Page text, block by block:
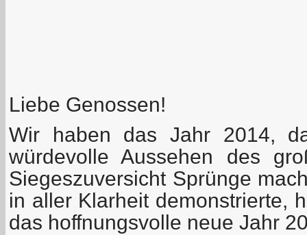
Liebe Genossen!
Wir haben das Jahr 2014,
würdevolle Aussehen des
Siegeszuversicht Sprünge
in aller Klarheit demonstrierte,
das hoffnungsvolle neue Jahr